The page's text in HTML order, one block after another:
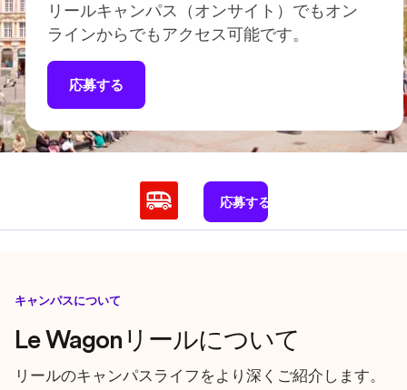
リールキャンパス（オンサイト）でもオン
ラインからでもアクセス可能です。
応募する
応募する
キャンパスについて
Le Wagonリールについて
リールのキャンパスライフをより深くご紹介します。